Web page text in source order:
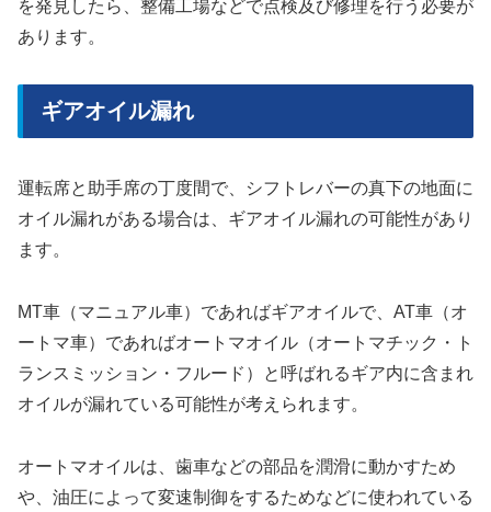
を発見したら、整備工場などで点検及び修理を行う必要が
あります。
ギアオイル漏れ
運転席と助手席の丁度間で、シフトレバーの真下の地面に
オイル漏れがある場合は、ギアオイル漏れの可能性があり
ます。
MT車（マニュアル車）であればギアオイルで、AT車（オ
ートマ車）であればオートマオイル（オートマチック・ト
ランスミッション・フルード）と呼ばれるギア内に含まれ
オイルが漏れている可能性が考えられます。
オートマオイルは、歯車などの部品を潤滑に動かすため
や、油圧によって変速制御をするためなどに使われている